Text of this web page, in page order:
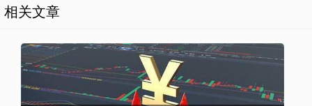
相关文章